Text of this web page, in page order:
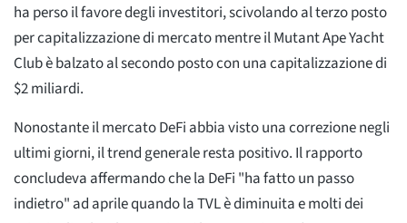
ha perso il favore degli investitori, scivolando al terzo posto
per capitalizzazione di mercato mentre il Mutant Ape Yacht
Club è balzato al secondo posto con una capitalizzazione di
$2 miliardi.
Nonostante il mercato DeFi abbia visto una correzione negli
ultimi giorni, il trend generale resta positivo. Il rapporto
concludeva affermando che la DeFi "ha fatto un passo
indietro" ad aprile quando la TVL è diminuita e molti dei